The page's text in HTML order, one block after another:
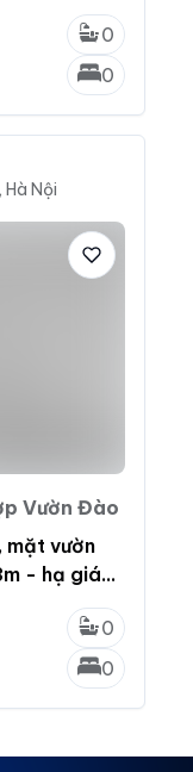
0
0
Nội
Vườn Đào
mặt vườn
- hạ giá
0
0